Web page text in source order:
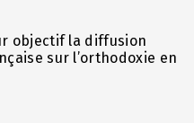
objectif la diffusion
sur l’orthodoxie en